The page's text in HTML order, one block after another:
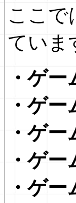
ここで
ていま
・ゲ
・ゲ
・ゲ
・ゲ
・ゲ